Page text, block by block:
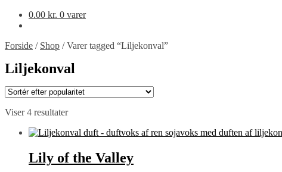
0.00 kr. 0 varer
Forside / Shop /Varer tagged “Liljekonval”
Liljekonval
Viser 4 resultaterSorteret
popularitet
Lily of the Valley